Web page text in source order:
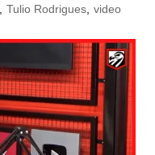
Tulio Rodrigues, video